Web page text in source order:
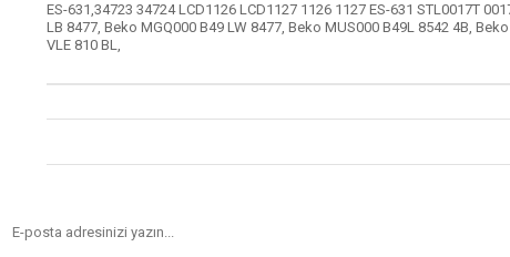
ES-631,34723 34724 LCD1126 LCD1127 1126 1127 ES-631 STL0017T
LB 8477, Beko MGQ000 B49 LW 8477, Beko MUS000 B49L 8542 4B,
VLE 810 BL,